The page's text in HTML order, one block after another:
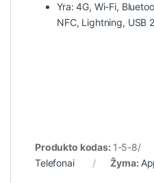
Yra: 4G, Wi-Fi,
NFC, Lightning, USB
Produkto kodas: 1-5-8/
Telefonai
Žyma: